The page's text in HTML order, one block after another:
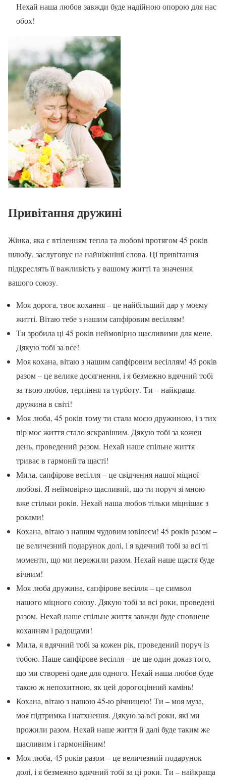
Нехай наша любов завжди буде надійною опорою для нас
обох!
Привітання дружині
Жінка, яка є втіленням тепла та любові протягом 45 років
шлюбу, заслуговує на найніжніші слова. Ці привітання
підкреслять її важливість у вашому житті та значення
вашого союзу.
Моя дорога, твоє кохання – це найбільший дар у моєму
житті. Вітаю тебе з нашим сапфіровим весіллям!
Ти зробила ці 45 років неймовірно щасливими для мене.
Дякую тобі за все!
Моя кохана, вітаю з нашим сапфіровим весіллям! 45 років
разом – це велике досягнення, і я безмежно вдячний тобі
за твою любов, терпіння та турботу. Ти – найкраща
дружина в світі!
Моя люба, 45 років тому ти стала моєю дружиною, і з тих
пір моє життя стало яскравішим. Дякую тобі за кожен
день, проведений разом. Нехай наше спільне життя
триває в гармонії та щасті!
Мила, сапфірове весілля – це свідчення нашої міцної
любові. Я неймовірно щасливий, що ти поруч зі мною
вже стільки років. Нехай наша любов тільки міцнішає з
роками!
Кохана, вітаю з нашим чудовим ювілеєм! 45 років разом –
це величезний подарунок долі, і я вдячний тобі за всі ті
моменти, що ми пережили разом. Нехай наше щастя буде
вічним!
Моя люба дружина, сапфірове весілля – це символ
нашого міцного союзу. Дякую тобі за всі роки, проведені
разом. Нехай наше спільне життя завжди буде сповнене
коханням і радощами!
Мила, я вдячний тобі за кожен рік, проведений поруч із
тобою. Наше сапфірове весілля – це ще один доказ того,
що ми створені одне для одного. Нехай наша любов буде
такою ж непохитною, як цей дорогоцінний камінь!
Кохана, вітаю з нашою 45-ю річницею! Ти – моя муза,
моя підтримка і натхнення. Дякую за всі роки, які ми
прожили разом. Нехай наше життя й далі буде таким же
щасливим і гармонійним!
Моя люба, 45 років разом – це величезний подарунок
долі, і я безмежно вдячний тобі за ці роки. Ти – найкраща